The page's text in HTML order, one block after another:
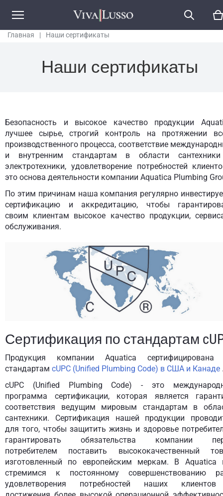
Главная | Наши сертификаты
Наши сертификаты
Безопасность и высокое качество продукции
лучшее сырье, строгий контроль на протяжении
производственного процесса, соответствие
и внутренним стандартам в области
электротехники, удовлетворение потребностей
это основа деятельности компании Aquatica Plumbing
По этим причинам наша компания регулярно
сертификацию и аккредитацию, чтобы
своим клиентам высокое качество продукции,
обслуживания.
Сертификация по стандартам
Продукция компании Aquatica сертифицирована
стандартам cUPC (Unified Plumbing Code) в США и Канаде
cUPC (Unified Plumbing Code) - это
программа сертификации, которая является
соответствия ведущим мировым стандартам в
сантехники. Сертификация нашей продукции
для того, чтобы защитить жизнь и здоровье
гарантировать обязательства компании
потребителем поставить высококачественный
изготовленный по европейским меркам. В
стремимся к постоянному совершенствованию
удовлетворения потребностей наших